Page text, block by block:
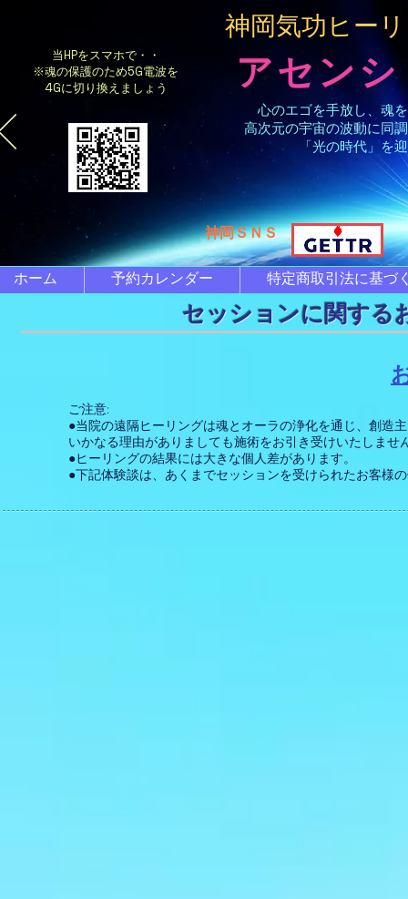
当HPをスマホで・・
※魂の保護のため5G電波を
4Gに切り換えましょう
アセン
神岡気功ヒー
心のエゴを手放し、魂
高次元の宇宙の波動に同
「光の時代」を
​神岡ＳＮＳ
ホーム 予約カレンダー 特定商取引法に基づ
セッションに関する
ご注意:
●当院の遠隔ヒーリングは魂とオーラの浄化を通じ、創造
いかなる理由がありましても施術をお引き受けいたしま
●ヒーリングの結果には大きな個人差があります。
●下記体験談は、あくまでセッションを受けられたお客様